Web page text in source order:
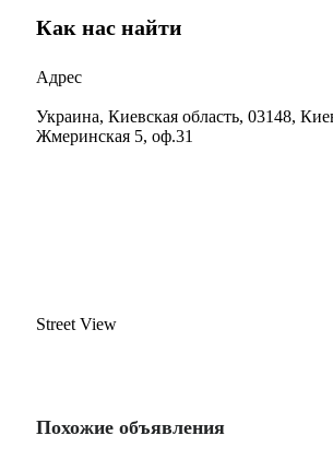
Как нас найти
Адрес
Украина, Киевская область, 03148,
Жмеринская 5, оф.31
Street View
Похожие объявления